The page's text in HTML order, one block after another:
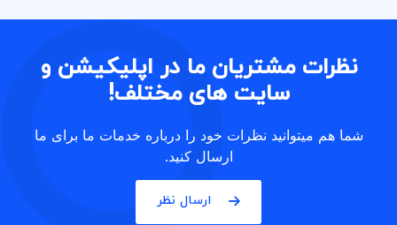
نظرات مشتریان ما در اپلیکیشن و
سایت های مختلف!
شما هم میتوانید نظرات خود را درباره خدمات ما برای ما
ارسال کنید.
ارسال نظر